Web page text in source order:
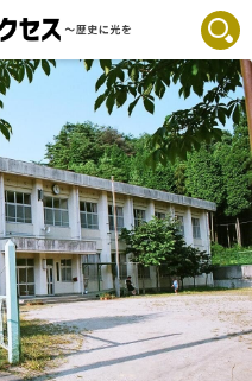
ンツポリシー